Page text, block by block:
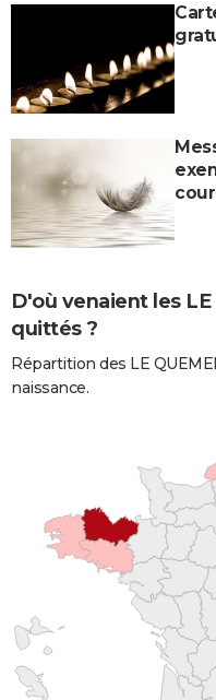
D'où venaient les
quittés ?
Répartition des LE
naissance.